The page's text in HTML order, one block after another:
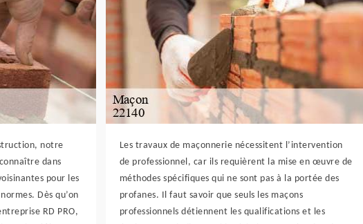
notre
dans
pour les
Dès qu’on
RD PRO,
Les travaux de maçonnerie nécessitent l’intervention
de professionnel, car ils requièrent la mise en œuvre de
méthodes spécifiques qui ne sont pas à la portée des
profanes. Il faut savoir que seuls les maçons
professionnels détiennent les qualifications et les